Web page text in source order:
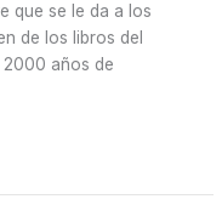
que se le da a los
de los libros del
2000 años de